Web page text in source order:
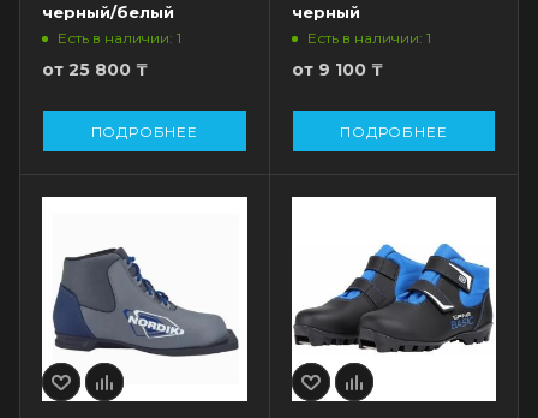
черный/белый
Есть в наличии: 1
от 25 800 ₸
ПОДРОБНЕЕ
черный
Есть в наличии: 1
от 9 100 ₸
ПОДРОБНЕЕ